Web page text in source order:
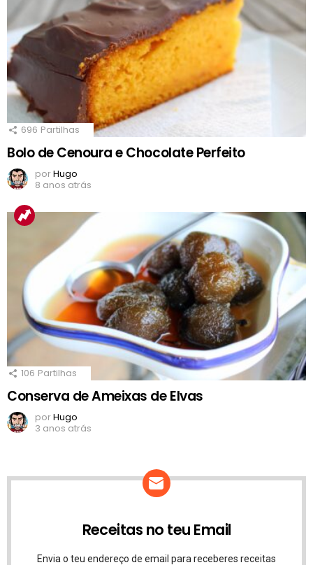
696 Partilhas
Bolo de Cenoura e Chocolate Perfeito
porHugo
8 anos atrás
106 Partilhas
Conserva de Ameixas de Elvas
porHugo
3 anos atrás
Receitas no teu Email
Envia o teu endereço de email para receberes receitas